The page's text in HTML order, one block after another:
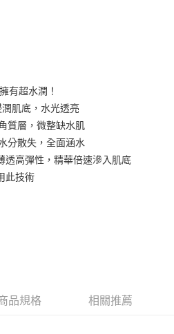
含預購商品］
有超水潤！
肌底，水光透亮
質層，微整缺水肌
分散失，全面涵水
透高彈性，精華倍速滲入肌底
此技術
品規格 相關推薦